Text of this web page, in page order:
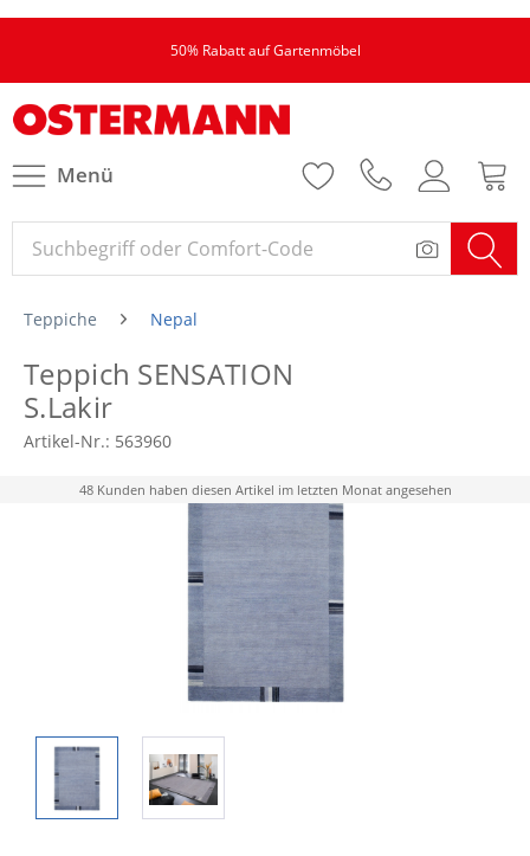
50% Rabatt auf Gartenmöbel
Menü
Teppiche Nepal
Teppich SENSATION
S.Lakir
Artikel-Nr.: 563960
48 Kunden haben diesen Artikel im letzten Monat angesehen